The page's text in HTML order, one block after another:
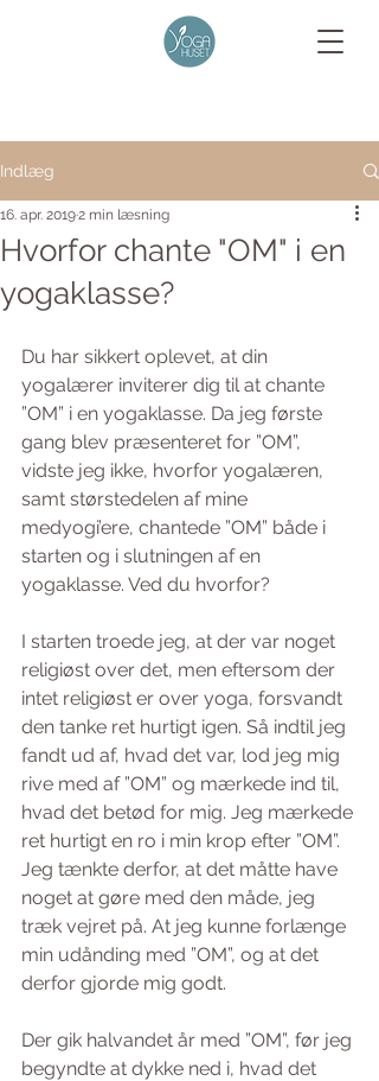
Indlæg
Hvorfor chante "OM" i en
yogaklasse?
16. apr. 20192 min læsning
Du har sikkert oplevet, at din
yogalærer inviterer dig til at chante
”OM” i en yogaklasse. Da jeg første
gang blev præsenteret for ”OM”,
vidste jeg ikke, hvorfor yogalæren,
samt størstedelen af mine
medyogi’ere, chantede ”OM” både i
starten og i slutningen af en
yogaklasse. Ved du hvorfor?
I starten troede jeg, at der var noget
religiøst over det, men eftersom der
intet religiøst er over yoga, forsvandt
den tanke ret hurtigt igen. Så indtil jeg
fandt ud af, hvad det var, lod jeg mig
rive med af ”OM” og mærkede ind til,
hvad det betød for mig. Jeg mærkede
ret hurtigt en ro i min krop efter ”OM”.
Jeg tænkte derfor, at det måtte have
noget at gøre med den måde, jeg
træk vejret på. At jeg kunne forlænge
min udånding med ”OM”, og at det
derfor gjorde mig godt.
Der gik halvandet år med ”OM”, før jeg
begyndte at dykke ned i, hvad det